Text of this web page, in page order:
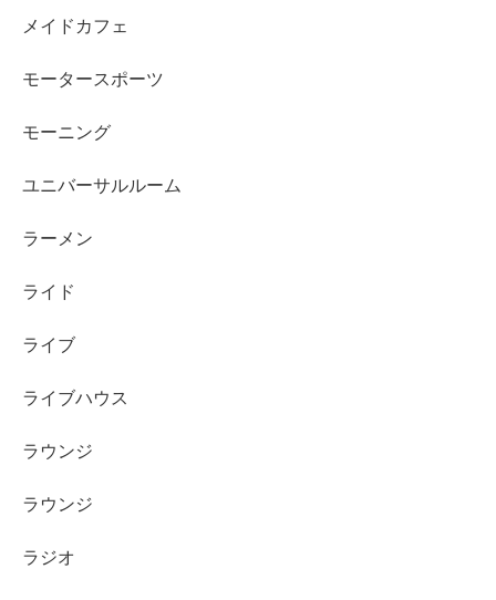
メイドカフェ
モータースポーツ
モーニング
ユニバーサルルーム
ラーメン
ライド
ライブ
ライブハウス
ラウンジ
ラウンジ
ラジオ